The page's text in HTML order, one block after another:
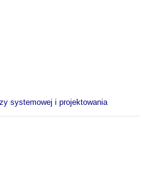
systemowej i projektowania